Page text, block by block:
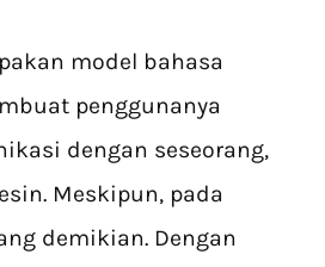
model bahasa
penggunanya
dengan seseorang,
Meskipun, pada
demikian. Dengan